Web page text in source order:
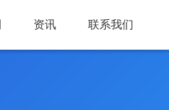
资讯 联系我们